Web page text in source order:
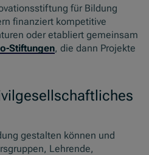
für Bildung
finanziert kompetitive
oder etabliert gemeinsam
Stiftungen, die dann Projekte
gestalten können und
Lehrende,